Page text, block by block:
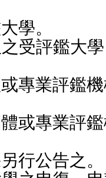
學。
受評鑑大
專業評鑑
或專業評
行公告之。